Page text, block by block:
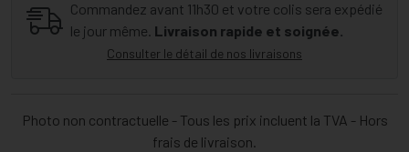
Commandez avant 11h30 et votre colis sera expédié
le jour même. Livraison rapide et soignée.
Consulter le détail de nos livraisons
Photo non contractuelle - Tous les prix incluent la TVA - Hors
frais de livraison.